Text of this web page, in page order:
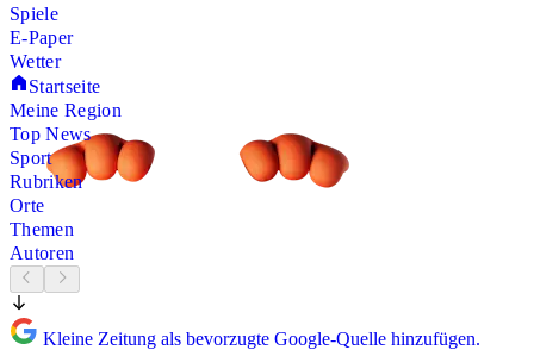
Spiele
E-Paper
Wetter
Startseite
Meine Region
Top News
Sport
Rubriken
Orte
Themen
Autoren
Kleine Zeitung als bevorzugte Google-Quelle hinzufügen.